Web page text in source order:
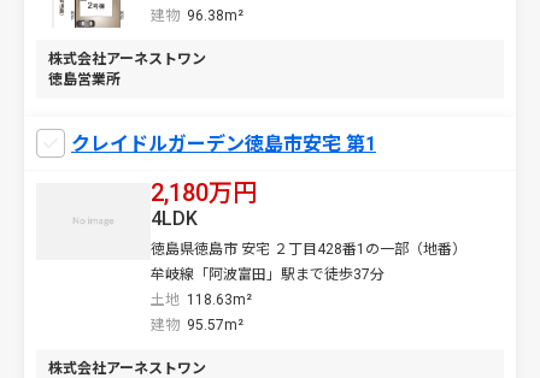
建物 96.38m²
株式会社アーネストワン
徳島営業所
クレイドルガーデン徳島市安宅 第1
2,180万円
徳島県徳島市 安宅 ２丁目428番1の一部（地番）
牟岐線「阿波富田」駅まで徒歩37分
土地 118.63m²
4LDK
建物 95.57m²
株式会社アーネストワン